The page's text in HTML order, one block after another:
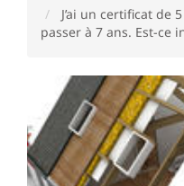
J’ai un certificat de
passer à 7 ans. Est-ce